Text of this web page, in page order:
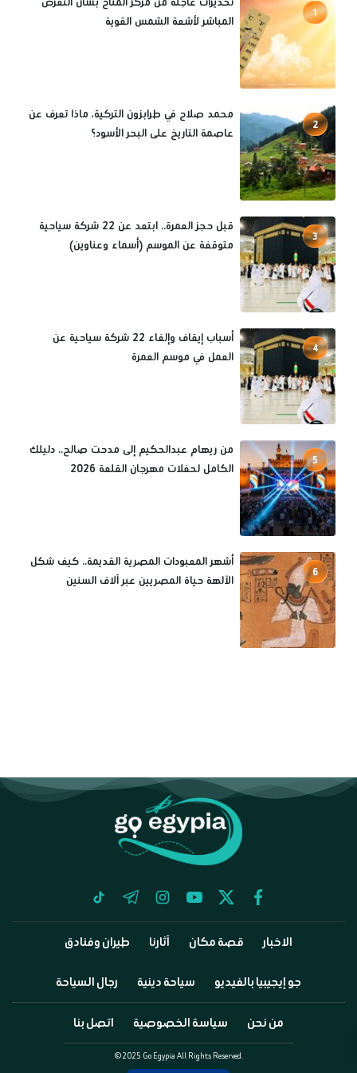
1
المباشر لأشعة الشمس القوية
2
محمد صلاح في طرابزون التركية، ماذا تعرف عن
عاصمة التاريخ على البحر الأسود؟
3
قبل حجز العمرة.. ابتعد عن 22 شركة سياحية
متوقفة عن الموسم (أسماء وعناوين)
4
أسباب إيقاف وإلغاء 22 شركة سياحية عن
العمل في موسم العمرة
5
من ريهام عبدالحكيم إلى مدحت صالح.. دليلك
الكامل لحفلات مهرجان القلعة 2026
6
أشهر المعبودات المصرية القديمة.. كيف شكل
الآلهة حياة المصريين عبر آلاف السنين
facebook
twitter
youtube
instagram
telegram
tiktok
الاخبار قصة مكان آثارنا طيران وفنادق
جو إيجيبيا بالفيديو سياحة دينية رجال السياحة
من نحن سياسة الخصوصية اتصل بنا
©2025 Go Egypia All Rights Reserved.